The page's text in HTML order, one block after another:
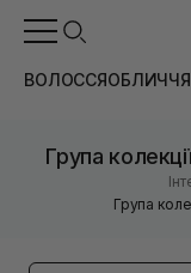
ВОЛОССЯОБЛИЧЧЯ
Група
Група